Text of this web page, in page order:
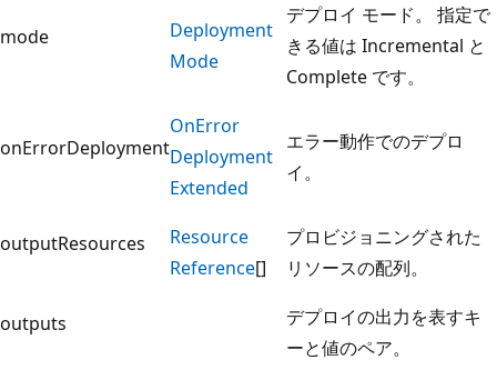
mode
Deployment
Mode
デプロイ モード。 指定で
きる値は Incremental と
Complete です。
onErrorDeployment
OnError
Deployment
Extended
エラー動作でのデプロ
イ。
outputResources
Resource
Reference[]
プロビジョニングされた
リソースの配列。
outputs
デプロイの出力を表すキ
ーと値のペア。